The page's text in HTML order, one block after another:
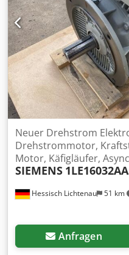
Hessisch Lichtenau 51 km
Neuer Drehstrom
Drehstrommotor,
Motor, Käfigläufer,
SIEMENS
Anfragen